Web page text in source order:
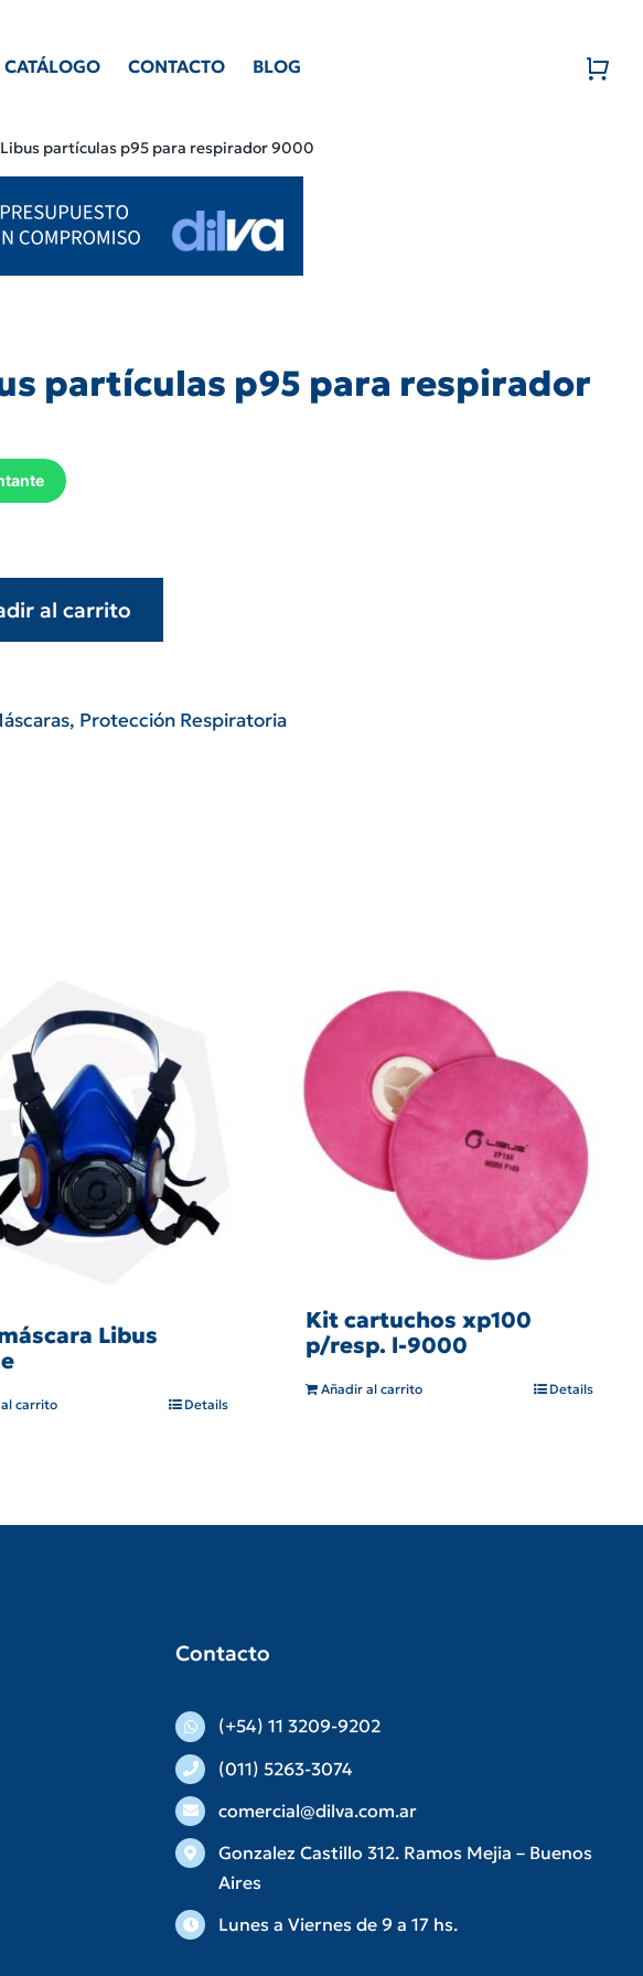
CATÁLOGO CONTACTO BLOG
partículas p95 para respirador 9000
partículas p95 para respirador
al carrito
, Protección Respiratoria
Libus
carrito Details
Kit cartuchos xp100
p/resp. l-9000
Añadir al carrito Details
Contacto
(+54) 11 3209-9202
(011) 5263-3074
comercial@dilva.com.ar
Gonzalez Castillo 312. Ramos Mejia – Buenos
Aires
Lunes a Viernes de 9 a 17 hs.